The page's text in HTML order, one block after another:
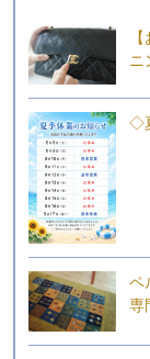
ニ
◇
ペ
専